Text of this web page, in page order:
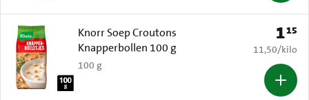
Knorr Soep Croutons
Knapperbollen 100 g
100 g
Prijs:
115
€ 11,50 per
11,50/kilo